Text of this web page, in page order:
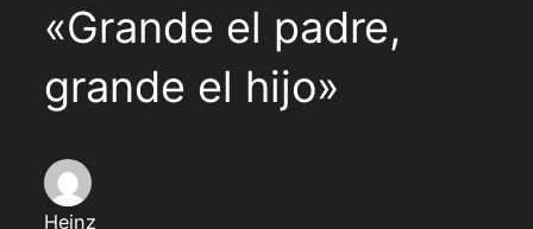
«Grande el padre,
grande el hijo»
Heinz